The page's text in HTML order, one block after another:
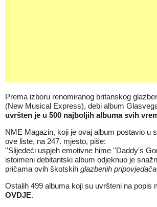
Prema izboru renomiranog britanskog
(New Musical Express), debi album
uvršten je u 500 najboljih albuma svih
NME Magazin, koji je ovaj album postavio u
ove liste, na 247. mjesto, piše:
''Slijedeći uspjeh emotivne hime ''Daddy's
istoimeni debitantski album odjeknuo je
pričama ovih škotskih glazbenih pripovjedača
Ostalih 499 albuma koji su uvršteni na popis
OVDJE.